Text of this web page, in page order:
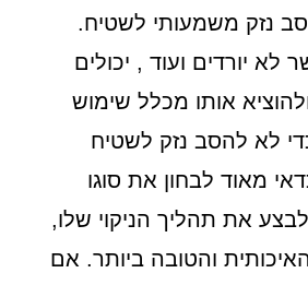
נזק משמעותי לשטיח.
יורדים ועוד , יכולים
אותו מכלל שימוש
לא להסב נזק לשטיח
מאוד לבחון את סוגו
את תהליך הניקוי שלו,
והטובה ביותר. אם